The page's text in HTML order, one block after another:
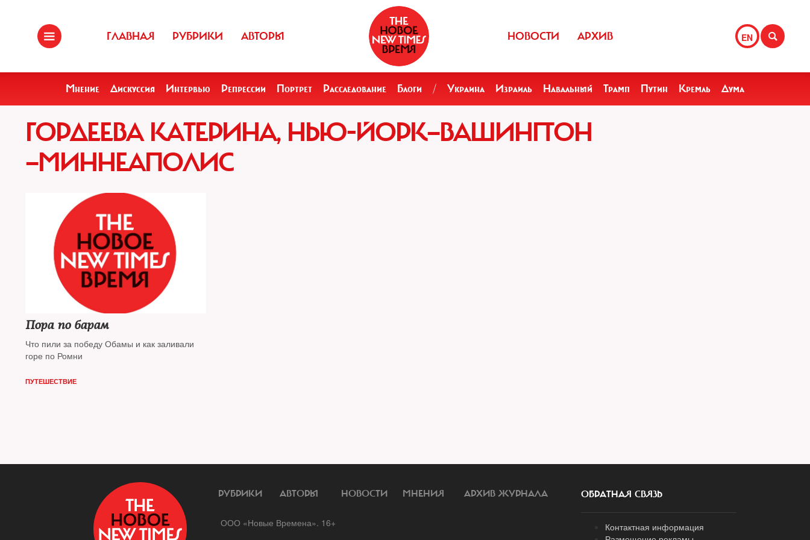
ГЛАВНАЯ РУБРИКИ АВТОРЫ EN
НОВОСТИ АРХИВ
Мнение Дискуссия Интервью Репрессии Портрет Расследование Блоги / Украина Израиль Навальный Трамп Путин Кремль Дума
ГОРДЕЕВА КАТЕРИНА, НЬЮ-ЙОРК—ВАШИНГТОН
—МИННЕАПОЛИС
Пора по барам
Что пили за победу Обамы и как заливали
горе по Ромни
ПУТЕШЕСТВИЕ
РУБРИКИ АВТОРЫ НОВОСТИ МНЕНИЯ АРХИВ ЖУРНАЛА
ООО «Новые Времена». 16+
ОБРАТНАЯ СВЯЗЬ
Контактная информация